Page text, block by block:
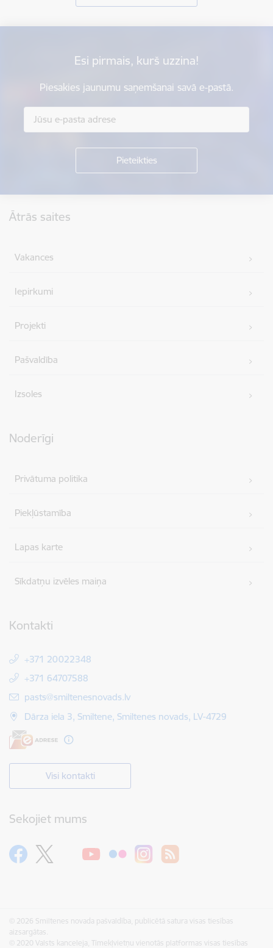
Esi pirmais, kurš uzzina!
Piesakies jaunumu saņemšanai savā e-pastā.
Ātrās saites
Vakances
Iepirkumi
Projekti
Pašvaldība
Izsoles
Noderīgi
Privātuma politika
Piekļūstamība
Lapas karte
Sīkdatņu izvēles maiņa
Kontakti
+371 20022348
+371 64707588
E-pasts:
pasts@smiltenesnovads.lv
Dārza iela 3, Smiltene, Smiltenes novads, LV-4729
Visi kontakti
Sekojiet mums
© 2026 Smiltenes novada pašvaldība, publicētā satura visas tiesības
aizsargātas.
© 2020 Valsts kanceleja, Tīmekļvietņu vienotās platformas visas tiesības